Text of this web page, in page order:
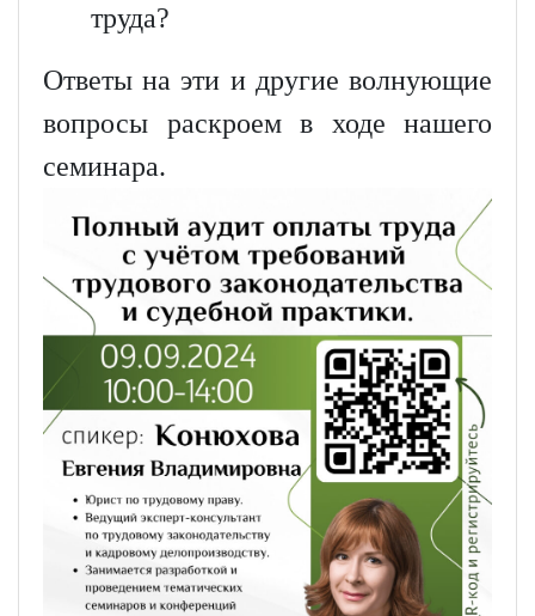
труда?
Ответы на эти и другие волнующие
вопросы раскроем в ходе нашего
семинара.